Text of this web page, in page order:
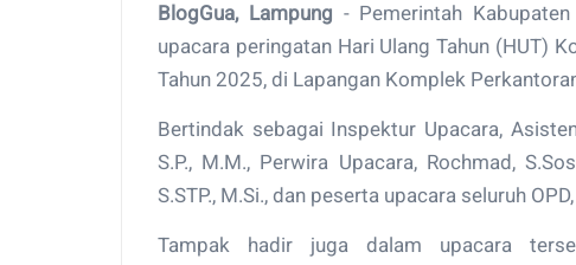
BlogGua, Lampung - Pemerintah
upacara peringatan Hari Ulang Tahun (HUT)
Tahun 2025, di Lapangan Komplek
Bertindak sebagai Inspektur Upacara,
S.P., M.M., Perwira Upacara, Rochmad,
S.STP., M.Si., dan peserta upacara seluruh
Tampak hadir juga dalam upacara